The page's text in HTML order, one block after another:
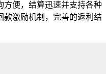
方便，结算迅速并支持各种
款激励机制，完善的返利结